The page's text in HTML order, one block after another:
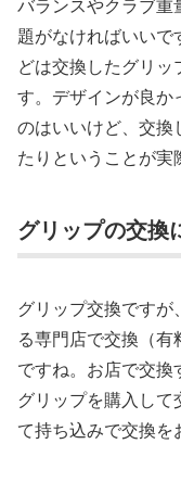
題がなければいい
どは交換したグリ
す。デザインが良か
のはいいけど、交換
たりということが実
グリップの交換
グリップ交換です
る専門店で交換（
ですね。お店で交
グリップを購入し
て持ち込みで交換を